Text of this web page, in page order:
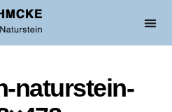
naturstein-